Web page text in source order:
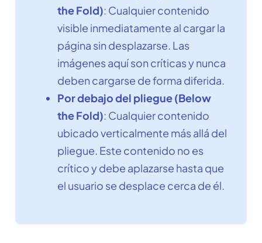
the Fold): Cualquier contenido
visible inmediatamente al cargar la
página sin desplazarse. Las
imágenes aquí son críticas y nunca
deben cargarse de forma diferida.
Por debajo del pliegue (Below
the Fold): Cualquier contenido
ubicado verticalmente más allá del
pliegue. Este contenido no es
crítico y debe aplazarse hasta que
el usuario se desplace cerca de él.